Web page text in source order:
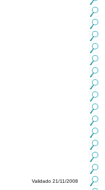
Validado 21/11/2008